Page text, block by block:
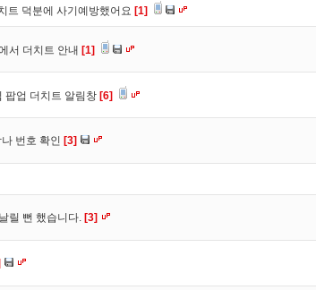
트 덕분에 사기예방했어요 [1]
서 더치트 안내 [1]
팝업 더치트 알림창 [6]
번호 확인 [3]
릴 뻔 했습니다. [3]